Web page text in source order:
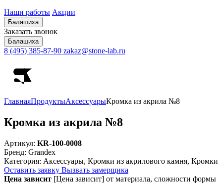
Наши работы Акции
Балашиха
Заказать звонок
Балашиха
8 (495) 385-87-90 zakaz@stone-lab.ru
ГлавнаяПродуктыАксессуарыКромка из акрила №8
Кромка из акрила №8
Артикул: KR-100-0008
Бренд: Grandex
Категория: Аксессуары, Кромки из акрилового камня, Кромки
Оставить заявку Вызвать замерщика
Цена зависит [Цена зависит] от материала, сложности формы